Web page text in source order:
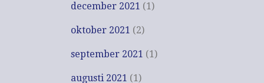
december 2021 (1)
oktober 2021 (2)
september 2021 (1)
augusti 2021 (1)